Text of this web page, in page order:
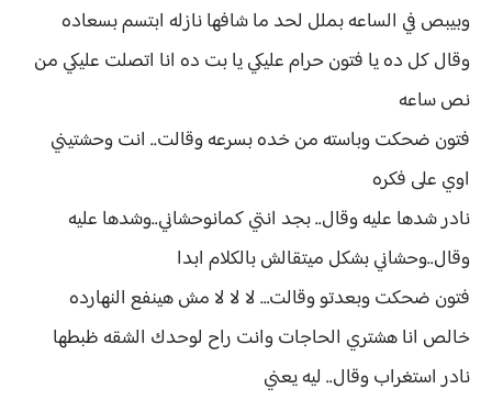
وبيبص في الساعه بملل لحد ما شافها نازله ابتسم بسعاده
وقال كل ده يا فتون حرام عليكي يا بت ده انا اتصلت عليكي من
نص ساعه
فتون ضحكت وباسته من خده بسرعه وقالت.. انت وحشتيني
اوي على فكره
نادر شدها عليه وقال.. بجد انتي كمانوحشاني..وشدها عليه
وقال..وحشاني بشكل ميتقالش بالكلام ابدا
فتون ضحكت وبعدتو وقالت… لا لا لا مش هينفع النهارده
خالص انا هشتري الحاجات وانت راح لوحدك الشقه ظبطها
نادر استغراب وقال.. ليه يعني